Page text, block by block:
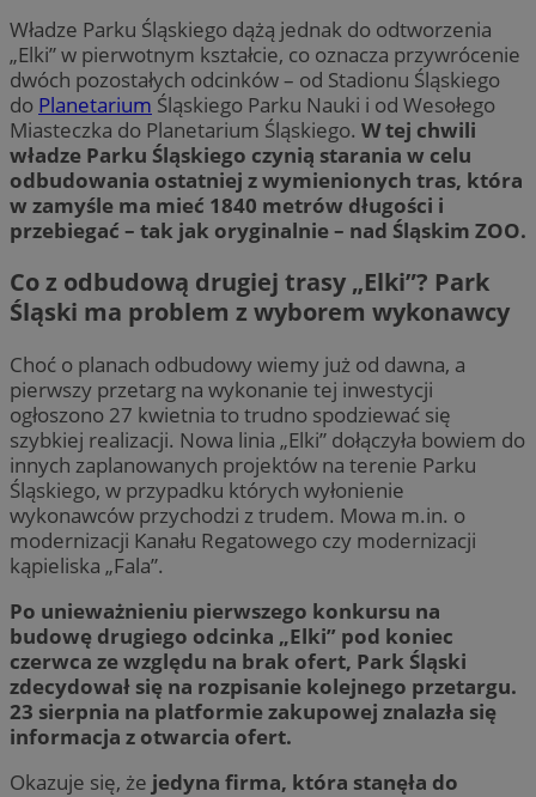
Władze Parku Śląskiego dążą jednak do odtworzenia
„Elki” w pierwotnym kształcie, co oznacza przywrócenie
dwóch pozostałych odcinków – od Stadionu Śląskiego
do Planetarium Śląskiego Parku Nauki i od Wesołego
Miasteczka do Planetarium Śląskiego. W tej chwili
władze Parku Śląskiego czynią starania w celu
odbudowania ostatniej z wymienionych tras, która
w zamyśle ma mieć 1840 metrów długości i
przebiegać – tak jak oryginalnie – nad Śląskim ZOO.
Co z odbudową drugiej trasy „Elki”? Park
Śląski ma problem z wyborem wykonawcy
Choć o planach odbudowy wiemy już od dawna, a
pierwszy przetarg na wykonanie tej inwestycji
ogłoszono 27 kwietnia to trudno spodziewać się
szybkiej realizacji. Nowa linia „Elki” dołączyła bowiem do
innych zaplanowanych projektów na terenie Parku
Śląskiego, w przypadku których wyłonienie
wykonawców przychodzi z trudem. Mowa m.in. o
modernizacji Kanału Regatowego czy modernizacji
kąpieliska „Fala”.
Po unieważnieniu pierwszego konkursu na
budowę drugiego odcinka „Elki” pod koniec
czerwca ze względu na brak ofert, Park Śląski
zdecydował się na rozpisanie kolejnego przetargu.
23 sierpnia na platformie zakupowej znalazła się
informacja z otwarcia ofert.
Okazuje się, że jedyna firma, która stanęła do